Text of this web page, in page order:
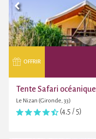
OFFRIR
Tente Safari océanique
Le Nizan (Gironde, 33)
(4,5 / 5)